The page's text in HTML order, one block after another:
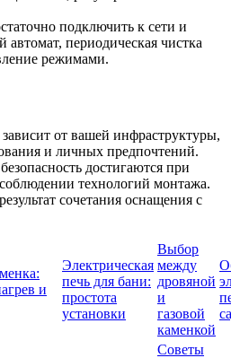
подключить к сети и
автомат, периодическая чистка
режимами.
от вашей инфраструктуры,
и личных предпочтений.
достигаются при
технологий монтажа.
сочетания оснащения с
и
Электрическая
печь для бани:
простота
установки
Выбор
между
дровяной
и
газовой
каменкой
Советы